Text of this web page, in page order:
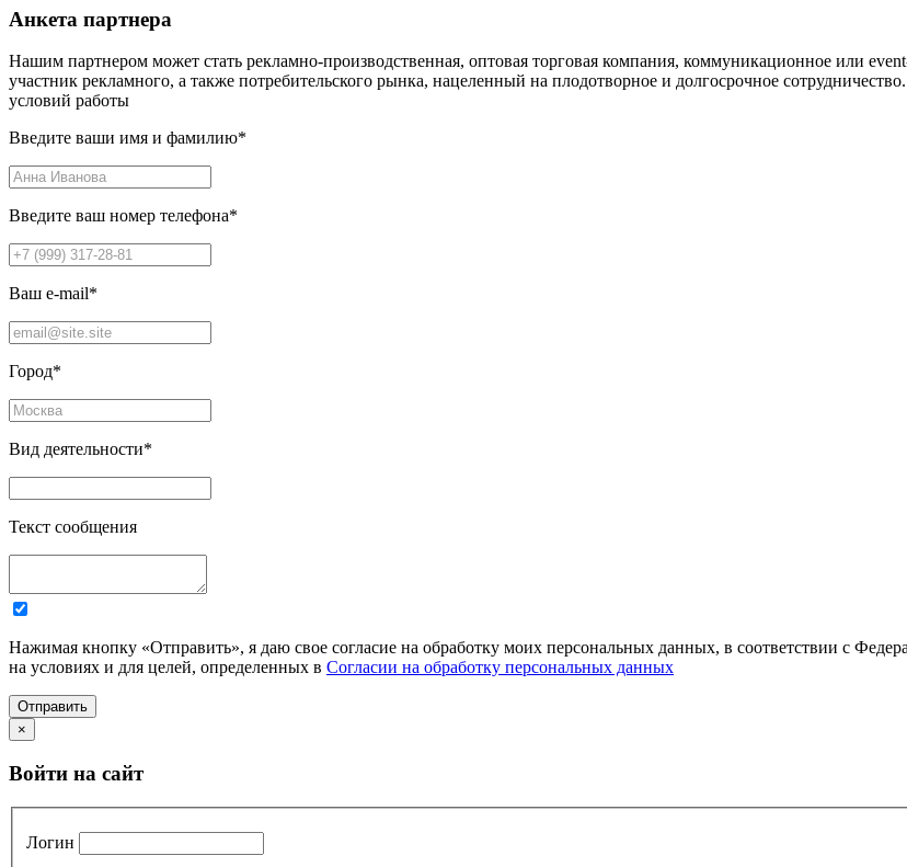
Анкета партнера
Нашим партнером может стать рекламно-производственная, оптовая торговая компания, коммуникационное или
участник рекламного, а также потребительского рынка, нацеленный на плодотворное и долгосрочное
условий работы
Введите ваши имя и фамилию*
Введите ваш номер телефона*
Ваш e-mail*
Город*
Вид деятельности*
Текст сообщения
Нажимая кнопку «Отправить», я даю свое согласие на обработку моих персональных данных, в соответствии с
на условиях и для целей, определенных в Согласии на обработку персональных данных
Отправить
×
Войти на сайт
Логин